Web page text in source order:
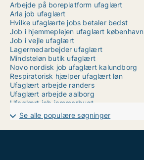
Arbejde på boreplatform ufaglært
Arla job ufaglært
Hvilke ufaglærte jobs betaler bedst
Job i hjemmeplejen ufaglært københavn
Job i vejle ufaglært
Lagermedarbejder ufaglært
Mindsteløn butik ufaglært
Novo nordisk job ufaglært kalundborg
Respiratorisk hjælper ufaglært løn
Ufaglært arbejde randers
Ufaglært arbejde aalborg
Ufaglært job jammerbugt
Ufaglært job københavn
Ufaglært job odense
Ufaglært job varde
Se alle populære søgninger